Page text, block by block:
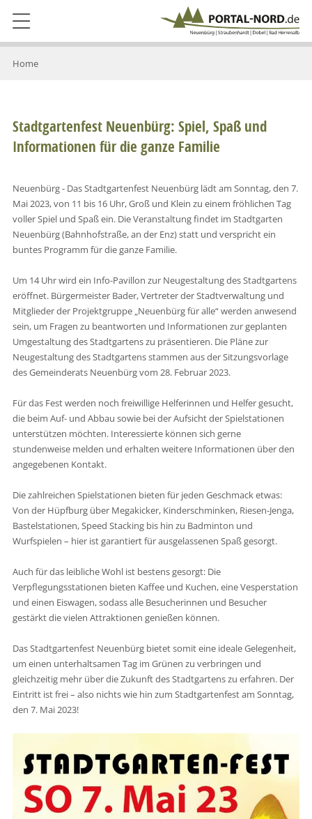
Home
Stadtgartenfest Neuenbürg: Spiel, Spaß und
Informationen für die ganze Familie
Neuenbürg - Das Stadtgartenfest Neuenbürg lädt am Sonntag, den 7.
Mai 2023, von 11 bis 16 Uhr, Groß und Klein zu einem fröhlichen Tag
voller Spiel und Spaß ein. Die Veranstaltung findet im Stadtgarten
Neuenbürg (Bahnhofstraße, an der Enz) statt und verspricht ein
buntes Programm für die ganze Familie.
Um 14 Uhr wird ein Info-Pavillon zur Neugestaltung des Stadtgartens
eröffnet. Bürgermeister Bader, Vertreter der Stadtverwaltung und
Mitglieder der Projektgruppe „Neuenbürg für alle“ werden anwesend
sein, um Fragen zu beantworten und Informationen zur geplanten
Umgestaltung des Stadtgartens zu präsentieren. Die Pläne zur
Neugestaltung des Stadtgartens stammen aus der Sitzungsvorlage
des Gemeinderats Neuenbürg vom 28. Februar 2023.
Für das Fest werden noch freiwillige Helferinnen und Helfer gesucht,
die beim Auf- und Abbau sowie bei der Aufsicht der Spielstationen
unterstützen möchten. Interessierte können sich gerne
stundenweise melden und erhalten weitere Informationen über den
angegebenen Kontakt.
Die zahlreichen Spielstationen bieten für jeden Geschmack etwas:
Von der Hüpfburg über Megakicker, Kinderschminken, Riesen-Jenga,
Bastelstationen, Speed Stacking bis hin zu Badminton und
Wurfspielen – hier ist garantiert für ausgelassenen Spaß gesorgt.
Auch für das leibliche Wohl ist bestens gesorgt: Die
Verpflegungsstationen bieten Kaffee und Kuchen, eine Vesperstation
und einen Eiswagen, sodass alle Besucherinnen und Besucher
gestärkt die vielen Attraktionen genießen können.
Das Stadtgartenfest Neuenbürg bietet somit eine ideale Gelegenheit,
um einen unterhaltsamen Tag im Grünen zu verbringen und
gleichzeitig mehr über die Zukunft des Stadtgartens zu erfahren. Der
Eintritt ist frei – also nichts wie hin zum Stadtgartenfest am Sonntag,
den 7. Mai 2023!